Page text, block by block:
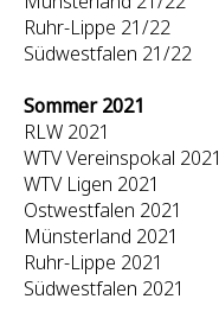
Ruhr-Lippe 21/22
Südwestfalen 21/22
Sommer 2021
RLW 2021
WTV Vereinspokal 2021
WTV Ligen 2021
Ostwestfalen 2021
Münsterland 2021
Ruhr-Lippe 2021
Südwestfalen 2021